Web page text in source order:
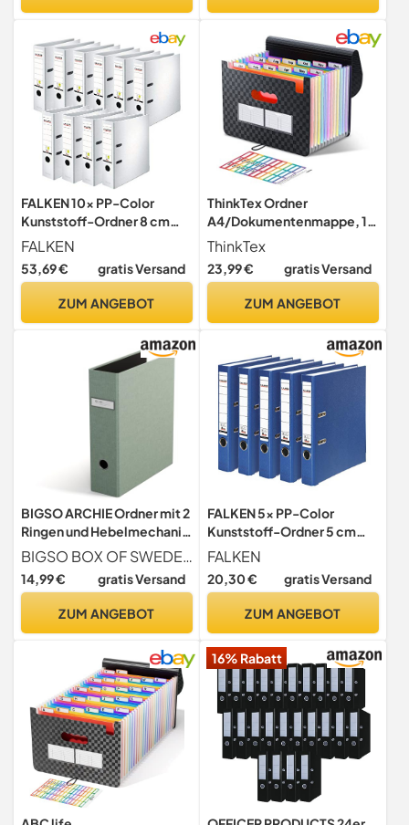
Uni & Schule
Schulordner
FALKEN 10x PP-Color
Kunststoff-Ordner 8 cm
breit DIN A4 weiß
FALKEN
53,69 € gratis Versand
ZUM ANGEBOT
ThinkTex Ordner
A4/Dokumentenmappe, 12
Fächern Sortiermappe
Fächermappe
ThinkTex
23,99 € gratis Versand
ZUM ANGEBOT
BIGSO ARCHIE Ordner mit 2
Ringen und Hebelmechanik
– Ringordner aus
Faserplatte und Papier mit
Leinenoptik – Ringbuch A4
Papier – mintgrün
BIGSO BOX OF SWEDEN
14,99 € gratis Versand
ZUM ANGEBOT
FALKEN 5x PP-Color
Kunststoff-Ordner 5 cm
schmal DIN A4 blau
FALKEN
20,30 € gratis Versand
ZUM ANGEBOT
16% Rabatt